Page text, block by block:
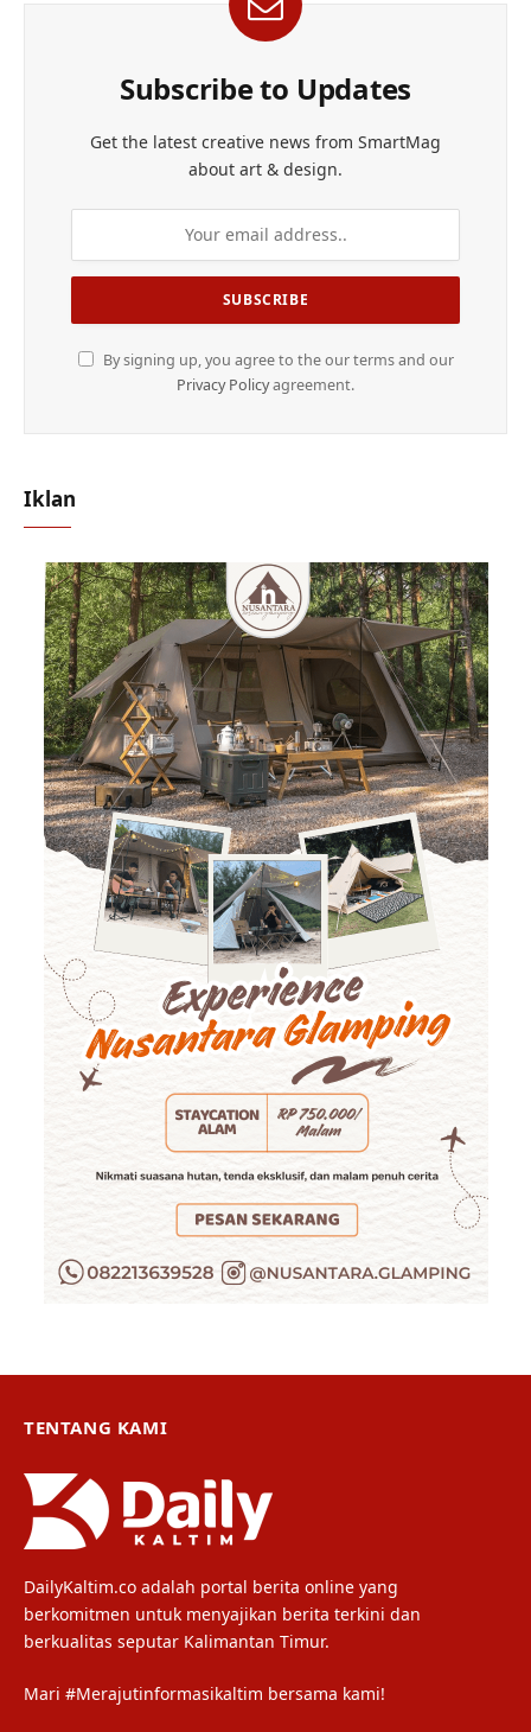
Subscribe to Updates
Get the latest creative news from SmartMag
about art & design.
By signing up, you agree to the our terms and our
Privacy Policyagreement.
Iklan
TENTANG KAMI
DailyKaltim.co adalah portal berita online yang
berkomitmen untuk menyajikan berita terkini dan
berkualitas seputar Kalimantan Timur.
Mari #Merajutinformasikaltim bersama kami!